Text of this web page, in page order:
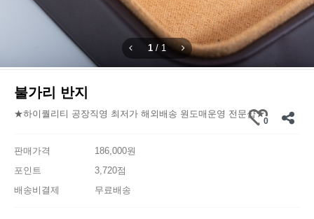
1 / 1
불가리 반지
★하이퀄리티 공장직영 최저가 해외배송 원도매운영 전문샵★
0
판매가격
186,000원
포인트
3,720점
배송비결제
무료배송